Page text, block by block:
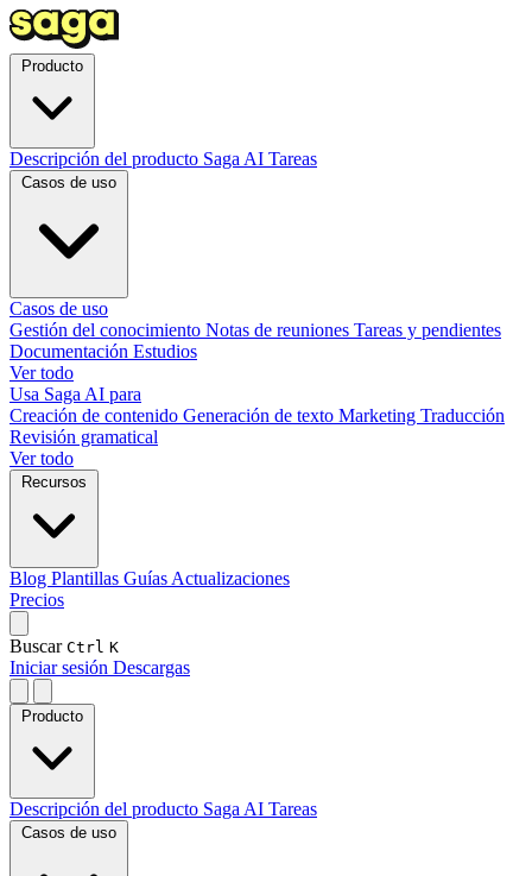
Descripción del producto Saga AI Tareas
Casos de uso
Gestión del conocimiento Notas de reuniones Tareas y pendientes
Documentación Estudios
Ver todo
Usa Saga AI para
Creación de contenido Generación de texto Marketing Traducción
Revisión gramatical
Ver todo
Blog Plantillas Guías Actualizaciones
Precios
Buscar Ctrl K
Iniciar sesión Descargas
Descripción del producto Saga AI Tareas